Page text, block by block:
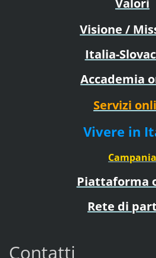
Valori
Visione /
Italia-
Accademia
Servizi
Vivere in
Campania
Piattaforma
Rete di
Contatti